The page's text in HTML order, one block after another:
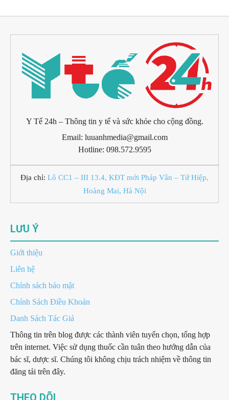
Y Tế 24h – Thông tin y tế và sức khỏe cho cộng đồng.
Email: luuanhmedia@gmail.com
Hotline: 098.572.9595
Địa chỉ: Lô CC1 – III 13.4, KĐT mới Pháp Vân – Tứ Hiệp,
Hoàng Mai, Hà Nội
LƯU Ý
Giới thiệu
Liên hệ
Chính sách bảo mật
Chính Sách Điều Khoản
Danh Sách Tác Giả
Thông tin trên blog được các thành viên tuyển chọn, tổng hợp
trên internet. Việc sử dụng thuốc cần tuân theo hướng dẫn của
bác sĩ, dược sĩ. Chúng tôi không chịu trách nhiệm về thông tin
đăng tải trên đây.